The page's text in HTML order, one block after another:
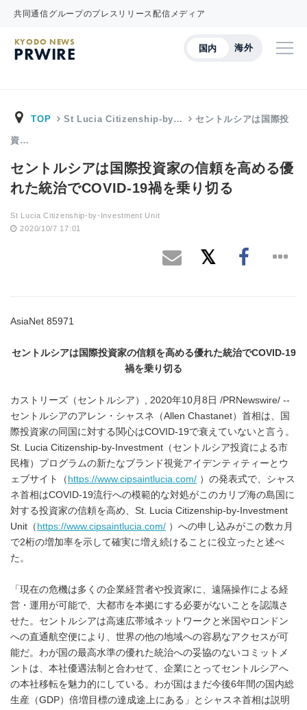
共同通信グループのプレスリリース配信メディア
国内 海外
KYODO NEWS
PRWIRE
TOP St Lucia Citizenship-by… セントルシアは国際投
資…
セントルシアは国際投資家の信頼を高める優
れた統治でCOVID-19禍を乗り切る
St Lucia Citizenship-by-Investment Unit
2020/10/7 17:01
AsiaNet 85971
セントルシアは国際投資家の信頼を高める優れた統治でCOVID-19
禍を乗り切る
カストリーズ（セントルシア）, 2020年10月8日 /PRNewswire/ --
セントルシアのアレン・シャスネ（Allen Chastanet）首相は、国
際投資家の同国に対する関心はCOVID-19で衰えていないと言う。
St. Lucia Citizenship-by-Investment（セントルシア投資による市
民権）プログラムの新たなブランド視覚アイデンティティーとウ
ェブサイト（ https://www.cipsaintlucia.com/ ）の発表式で、シャス
ネ首相はCOVID-19流行への模範的な対処がこのカリブ海の島国に
対する投資家の信頼を高め、St. Lucia Citizenship-by-Investment
Unit（ https://www.cipsaintlucia.com/ ）への申し込みがこの数カ月
で2桁の増加率を示して確実に増え続けることに役立ったと述べ
た。
「現在の危機は多くの企業経営者や投資家に、遠隔操作による経
営・運用が可能で、大都市を本拠にする必要がないことを認識さ
せた。セントルシアは高速広帯域ネットワークと米国やロンドン
への直通航空便により、世界の他の地域への容易なアクセスが可
能だ。わが国の最高水準の優れた統治への妥協のないコミットメ
ントは、本社優遇法制と合わせて、企業にとってセントルシアへ
の本社移転を魅力的にしている。わが国はまだ今後6年間の国内総
生産（GDP）倍増目標の達成途上にある」とシャスネ首相は説明